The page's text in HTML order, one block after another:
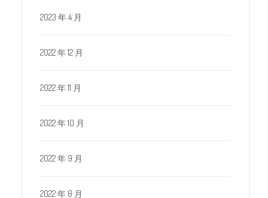
2023 年 4 月
2022 年 12 月
2022 年 11 月
2022 年 10 月
2022 年 9 月
2022 年 8 月